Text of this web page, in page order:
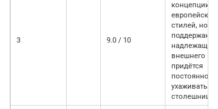
3 9.0 / 10
концепции
европейских
стилей, но
поддержания
надлежащего
внешнего
придётся
постоянно
ухаживать за
столешницей